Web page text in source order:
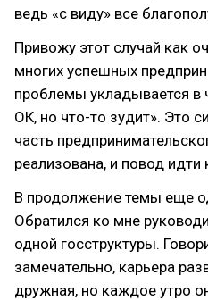
ведь «с виду» все
Привожу этот случай как
многих успешных
проблемы укладывается в
ОК, но что-то зудит». Это
часть
реализована, и повод идти
В продолжение темы еще
Обратился ко мне
одной госструктуры.
замечательно, карьера
дружная, но каждое утро